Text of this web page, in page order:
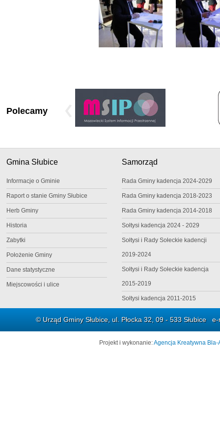
Polecamy
Gmina Słubice
Informacje o Gminie
Raport o stanie Gminy Słubice
Herb Gminy
Historia
Zabytki
Położenie Gminy
Dane statystyczne
Miejscowości i ulice
Samorząd
Rada Gminy kadencja 2024-2029
Rada Gminy kadencja 2018-2023
Rada Gminy kadencja 2014-2018
Sołtysi kadencja 2024 - 2029
Sołtysi i Rady Sołeckie kadencji
2019-2024
Sołtysi i Rady Sołeckie kadencja
2015-2019
Sołtysi kadencja 2011-2015
© Urząd Gminy Słubice, ul. Płocka 32, 09 - 533 Słubice
Projekt i wykonanie:Agencja Kreatywna Bla-